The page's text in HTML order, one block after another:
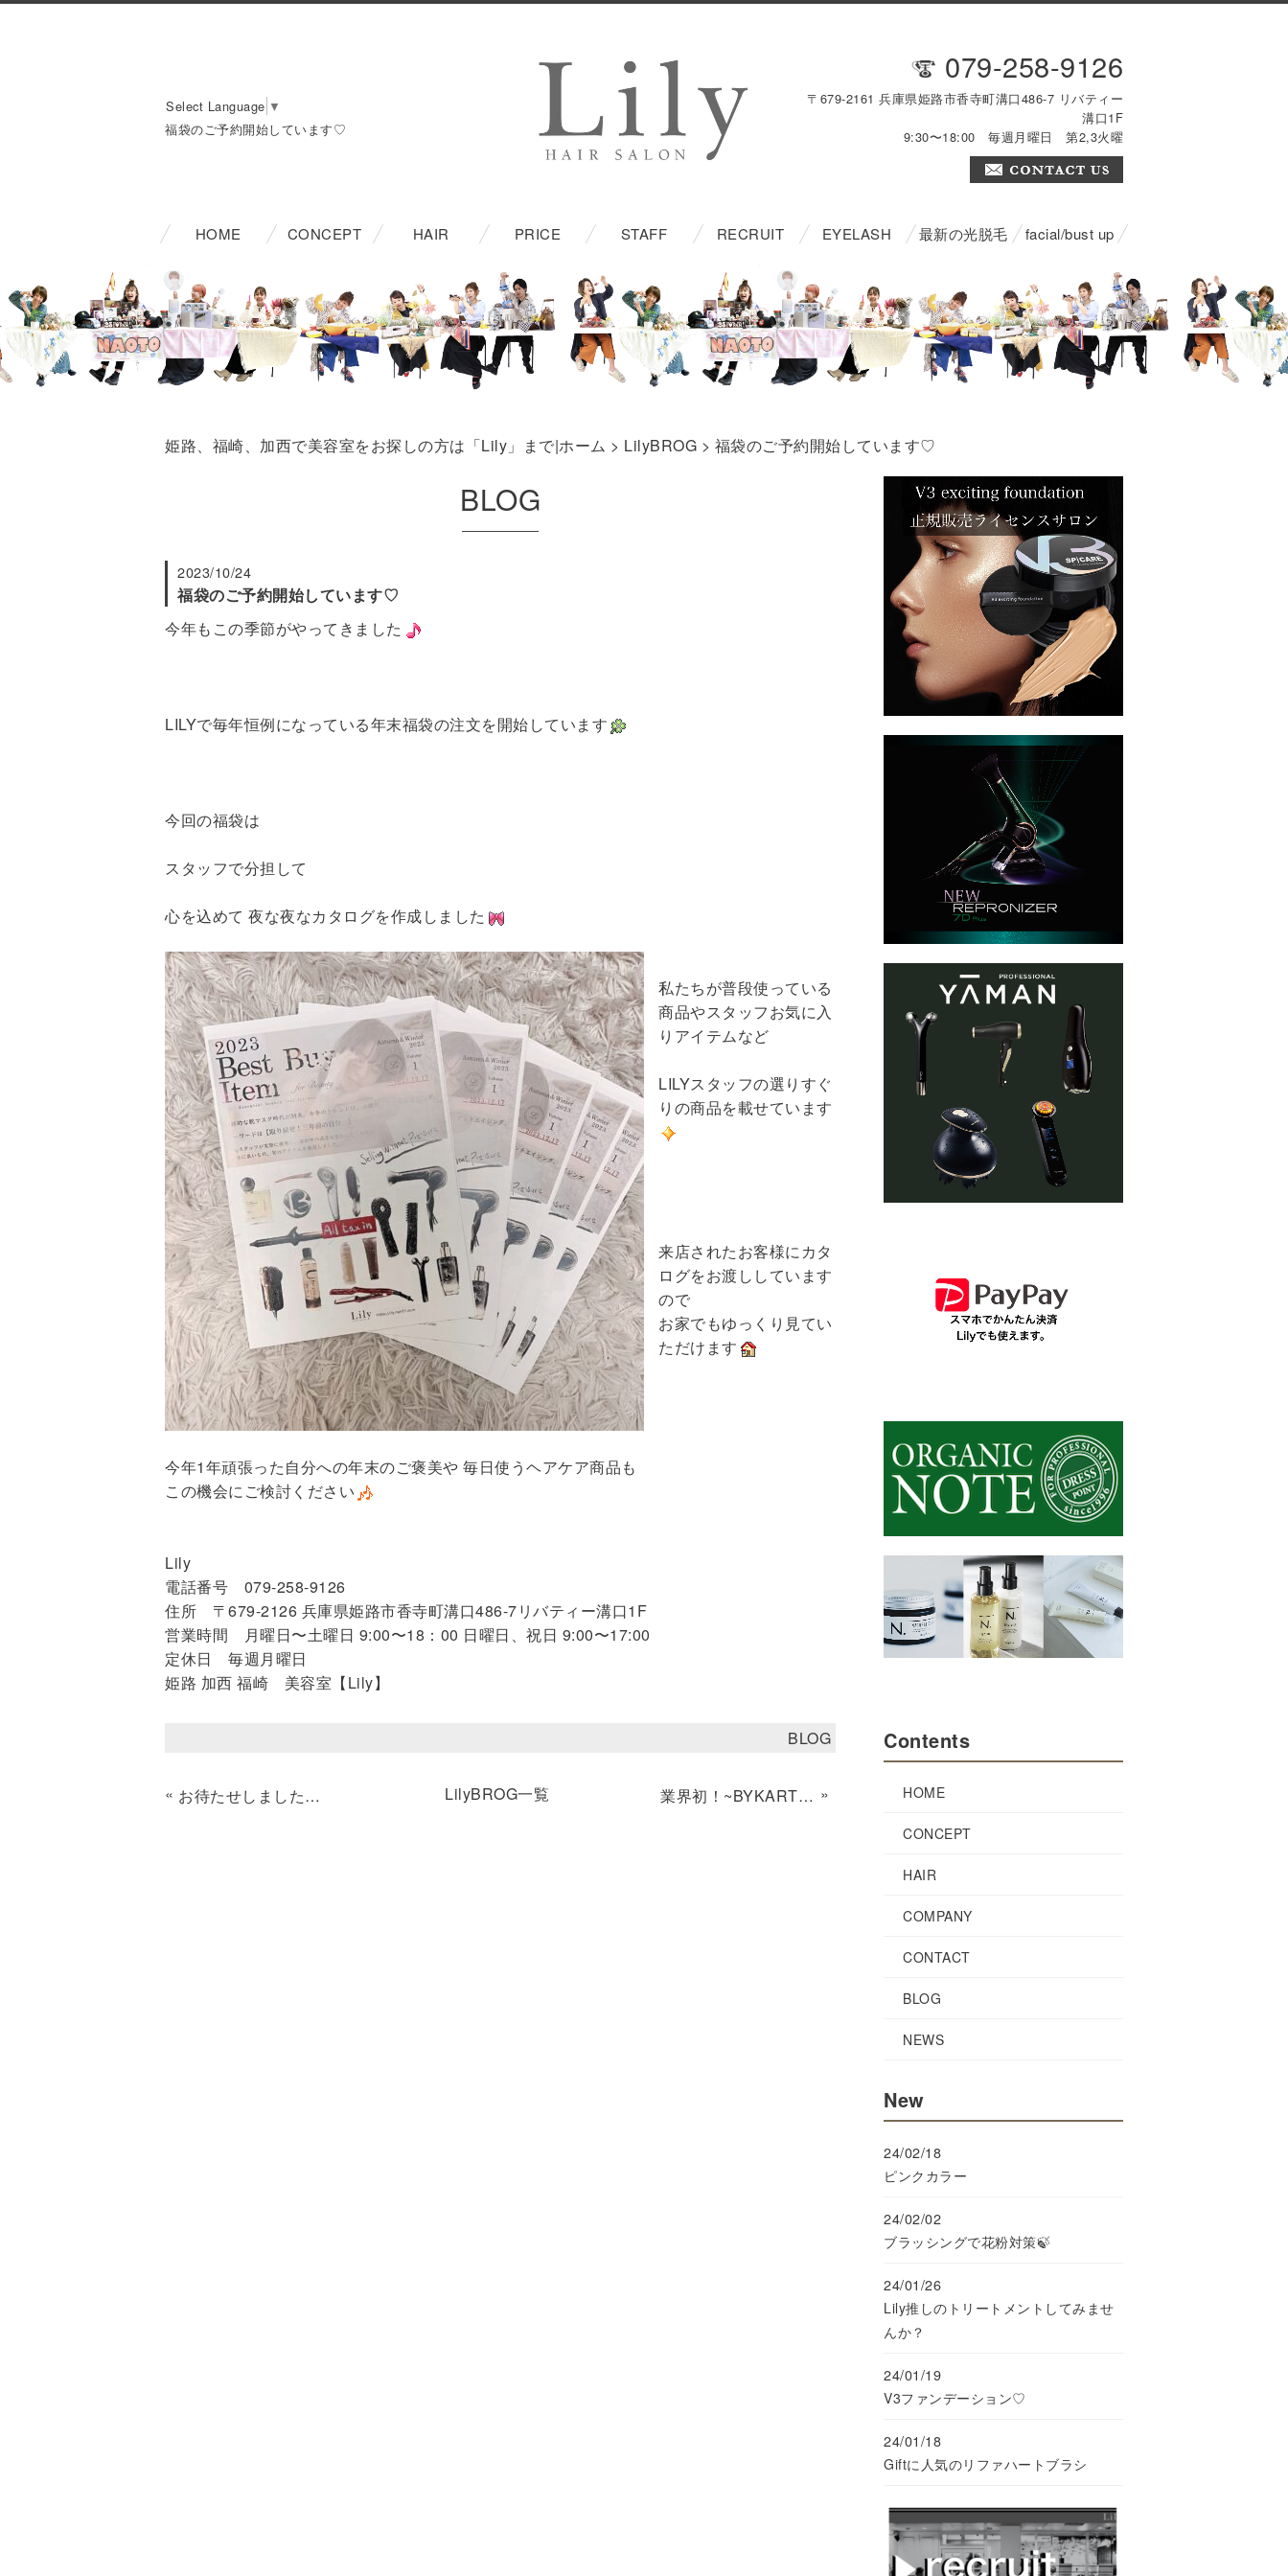
Select Language ▼
福袋のご予約開始しています♡
079-258-9126
〒679-2161 兵庫県姫路市香寺町溝口486-7 リバティー
溝口1F
9:30〜18:00 毎週月曜日 第2,3火曜
HOME CONCEPT HAIR PRICE STAFF RECRUIT EYELASH 最新の光脱毛 facial/bust up
姫路、福崎、加西で美容室をお探しの方は「Lily」まで|ホーム > LilyBROG > 福袋のご予約開始しています♡
BLOG
2023/10/24
福袋のご予約開始しています♡
今年もこの季節がやってきました
LILYで毎年恒例になっている年末福袋の注文を開始しています
今回の福袋は
スタッフで分担して
心を込めて 夜な夜なカタログを作成しました
私たちが普段使っている
商品やスタッフお気に入
りアイテムなど
LILYスタッフの選りすぐ
りの商品を載せています
来店されたお客様にカタ
ログをお渡ししています
ので
お家でもゆっくり見てい
ただけます
今年1年頑張った自分への年末のご褒美や 毎日使うヘアケア商品も
この機会にご検討ください
Lily
電話番号 079-258-9126
住所 〒679-2126 兵庫県姫路市香寺町溝口486-7リバティー溝口1F
営業時間 月曜日〜土曜日 9:00〜18：00 日曜日、祝日 9:00〜17:00
定休日 毎週月曜日
姫路 加西 福崎 美容室【Lily】
BLOG
« お待たせしました！！人気のハンドクリーム発売開始です♡ LilyBROG一覧 業界初！~BYKARTE ~ »
Contents
HOME
CONCEPT
HAIR
COMPANY
CONTACT
BLOG
NEWS
New
24/02/18
ピンクカラー
24/02/02
ブラッシングで花粉対策🍃
24/01/26
Lily推しのトリートメントしてみませ
んか？
24/01/19
V3ファンデーション♡
24/01/18
Giftに人気のリファハートブラシ